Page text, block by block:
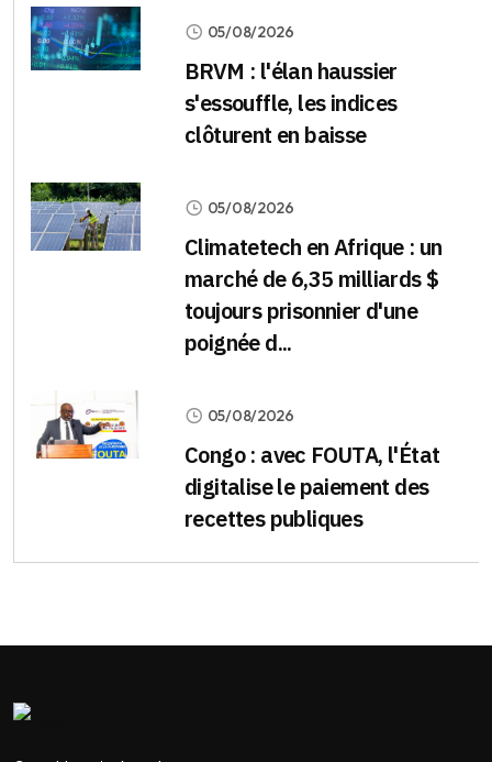
05/08/2026
BRVM : l'élan haussier
s'essouffle, les indices
clôturent en baisse
05/08/2026
Climatetech en Afrique : un
marché de 6,35 milliards $
toujours prisonnier d'une
poignée d...
05/08/2026
Congo : avec FOUTA, l'État
digitalise le paiement des
recettes publiques